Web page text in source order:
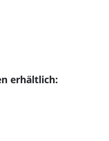
erhältlich: